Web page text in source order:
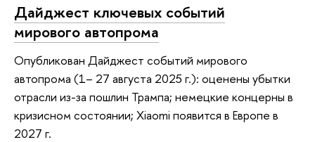
Дайджест ключевых событий
мирового автопрома
Опубликован Дайджест событий мирового
автопрома (1– 27 августа 2025 г.): оценены убытки
отрасли из-за пошлин Трампа; немецкие концерны в
кризисном состоянии; Xiaomi появится в Европе в
2027 г.